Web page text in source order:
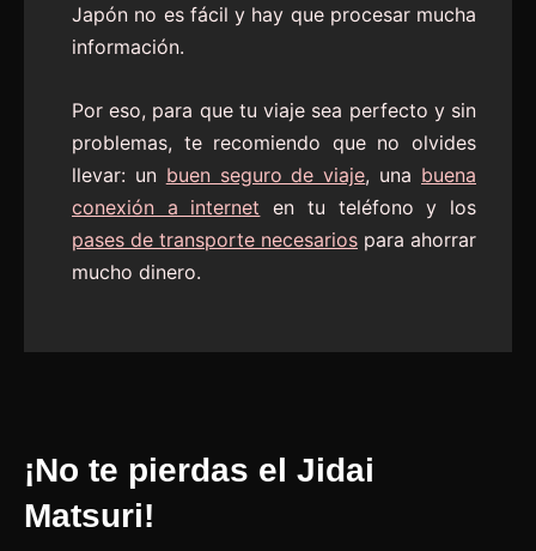
Japón no es fácil y hay que procesar mucha
información.
Por eso, para que tu viaje sea perfecto y sin
problemas, te recomiendo que no olvides
llevar: un buen seguro de viaje, una buena
conexión a internet
en tu teléfono y los
pases de transporte necesarios para ahorrar
mucho dinero.
¡No te pierdas el Jidai
Matsuri!